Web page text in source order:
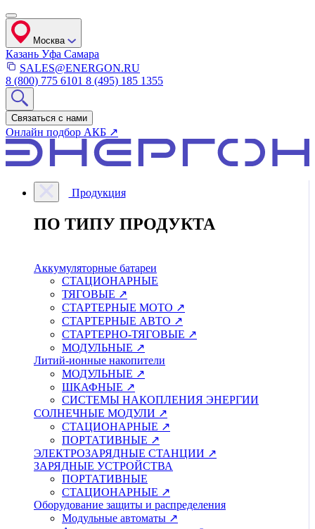
Москва
Казань Уфа Самара
SALES@ENERGON.RU
8 (800) 775 6101 8 (495) 185 1355
Связаться с нами
Онлайн подбор АКБ ↗
Продукция
ПО ТИПУ ПРОДУКТА
Аккумуляторные батареи
СТАЦИОНАРНЫЕ
ТЯГОВЫЕ ↗
СТАРТЕРНЫЕ МОТО ↗
СТАРТЕРНЫЕ АВТО ↗
СТАРТЕРНО-ТЯГОВЫЕ ↗
МОДУЛЬНЫЕ ↗
Литий-ионные накопители
МОДУЛЬНЫЕ ↗
ШКАФНЫЕ ↗
СИСТЕМЫ НАКОПЛЕНИЯ ЭНЕРГИИ
СОЛНЕЧНЫЕ МОДУЛИ ↗
СТАЦИОНАРНЫЕ ↗
ПОРТАТИВНЫЕ ↗
ЭЛЕКТРОЗАРЯДНЫЕ СТАНЦИИ ↗
ЗАРЯДНЫЕ УСТРОЙСТВА
ПОРТАТИВНЫЕ
СТАЦИОНАРНЫЕ ↗
Оборудование защиты и распределения
Модульные автоматы ↗